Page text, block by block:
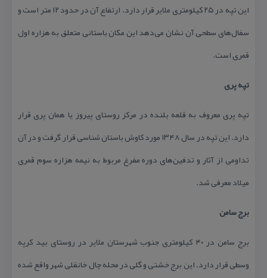
این تپه در ۲۵ كیلومتری ملایر قرار دارد. ارتفاع آن در حدود ۱۲ متر است و
سفال‌های سطحی آن نشان می‌دهد این مكان باستانی متعلق به هزاره اول
قمری است.
تپه پری
تپه پری معروف به قلعه بلنده در مركز روستای پیروز یا همان پری قرار
دارد. این تپه در سال ۱۳۴۸ مورد كاوش باستان شناسی قرار گرفت و در آن
تداومی از آثار و تدفین‌های دوره مفرغ مربوط به نیمه هزاره سوم قمری
میلاد معرفی شد.
برج سامن
برج سامن در ۴۰ كیلومتری جنوب شهرستان ملایر در روستای بید كرپه
وسطی قرار دارد. این برج خشتی و گلی در محله چال خانقلی شهر واقع شده‌